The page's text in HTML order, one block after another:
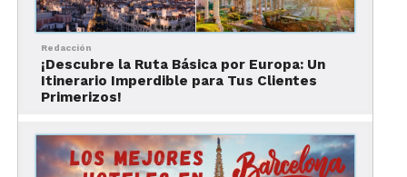
Foto: Jean Christophe Benoist / Qué hacer en Barcelona: Guía virtual
Redacción
¡Descubre la Ruta Básica por Europa: Un
Itinerario Imperdible para Tus Clientes
Primerizos!